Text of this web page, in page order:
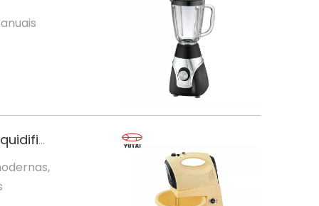
Revelando a magia dos liquidificadores comerciais, mini liquidificadores e liquidificadores manuais